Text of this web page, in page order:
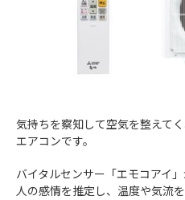
気持ちを察知して空気を整えて
エアコンです。
バイタルセンサー「エモコアイ
人の感情を推定し、温度や気流を